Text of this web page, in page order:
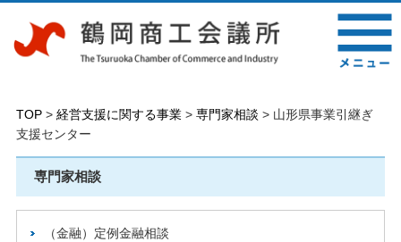
TOP> 経営支援に関する事業> 専門家相談 > 山形県事業引継ぎ
支援センター
専門家相談
（金融）定例金融相談